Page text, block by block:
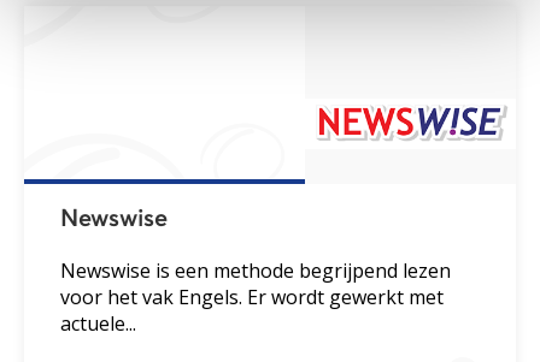
Newswise
Newswise is een methode begrijpend lezen
voor het vak Engels. Er wordt gewerkt met
actuele...